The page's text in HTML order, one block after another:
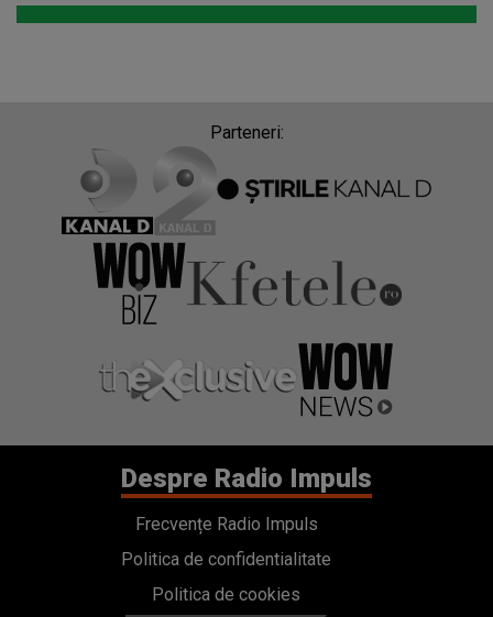
Parteneri:
Despre Radio Impuls
Frecvențe Radio Impuls
Politica de confidentialitate
Politica de cookies